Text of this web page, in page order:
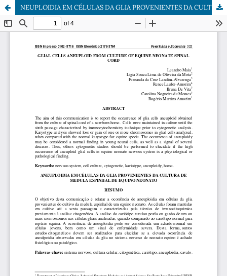
NEUPLOIDIA EM CÉLULAS DA GLIA PROVENIENTES DA CULTURA DE MEDULA ESPINHAL DE EQUINO NEONATO